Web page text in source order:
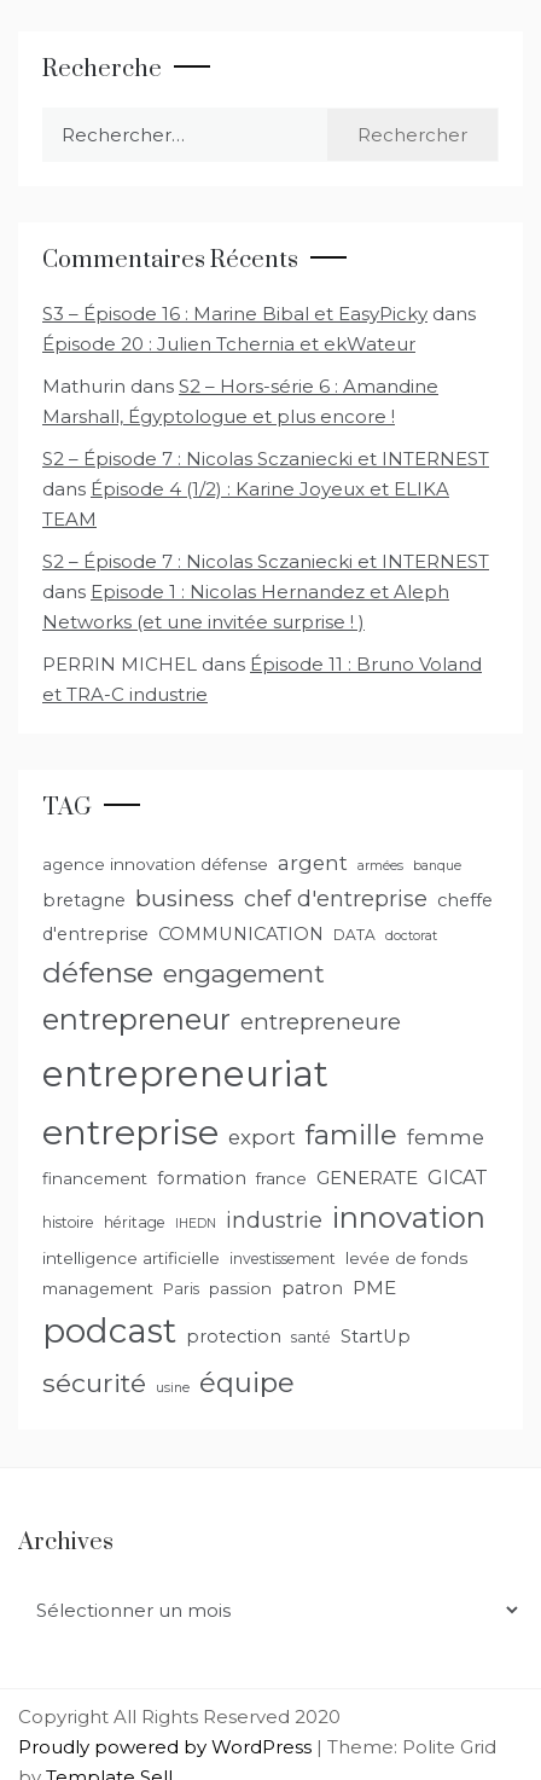
Recherche
Commentaires Récents
S3 – Épisode 16 : Marine Bibal et EasyPicky dans
Épisode 20 : Julien Tchernia et ekWateur
Mathurin dans S2 – Hors-série 6 : Amandine
Marshall, Égyptologue et plus encore !
S2 – Épisode 7 : Nicolas Sczaniecki et INTERNEST
dans Épisode 4 (1/2) : Karine Joyeux et ELIKA
TEAM
S2 – Épisode 7 : Nicolas Sczaniecki et INTERNEST
dans Episode 1 : Nicolas Hernandez et Aleph
Networks (et une invitée surprise ! )
PERRIN MICHEL dans Épisode 11 : Bruno Voland
et TRA-C industrie
TAG
agence innovation défense argent armées banque
bretagne business chef d'entreprise cheffe
d'entreprise COMMUNICATION DATA doctorat
défense engagement
entrepreneur entrepreneure
entrepreneuriat
entreprise export famille femme
financement formation france GENERATE GICAT
histoire héritage IHEDN industrie innovation
intelligence artificielle investissement
levée de fonds
management
Paris passion patron PME
podcast protection santé StartUp
sécurité usine équipe
Archives
Copyright All Rights Reserved 2020
Proudly powered by WordPress | Theme: Polite Grid